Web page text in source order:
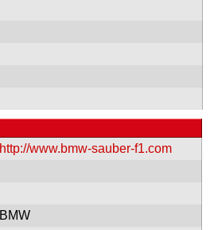
http://www.bmw-sauber-f1.com
BMW